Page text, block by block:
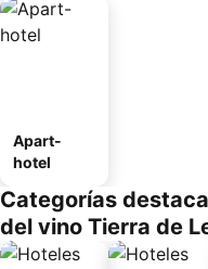
Apart-
hotel
Categorías
del vino Tierra de